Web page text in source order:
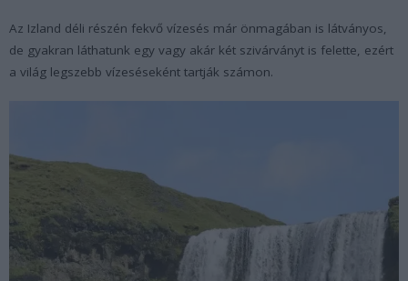
Az Izland déli részén fekvő vízesés már önmagában is látványos,
de gyakran láthatunk egy vagy akár két szivárványt is felette, ezért
a világ legszebb vízeséseként tartják számon.